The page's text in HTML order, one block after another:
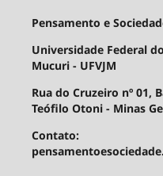
Pensamento e
Universidade Federal
Mucuri - UFVJM
Rua do Cruzeiro nº 01,
Teófilo Otoni - Minas
Contato: